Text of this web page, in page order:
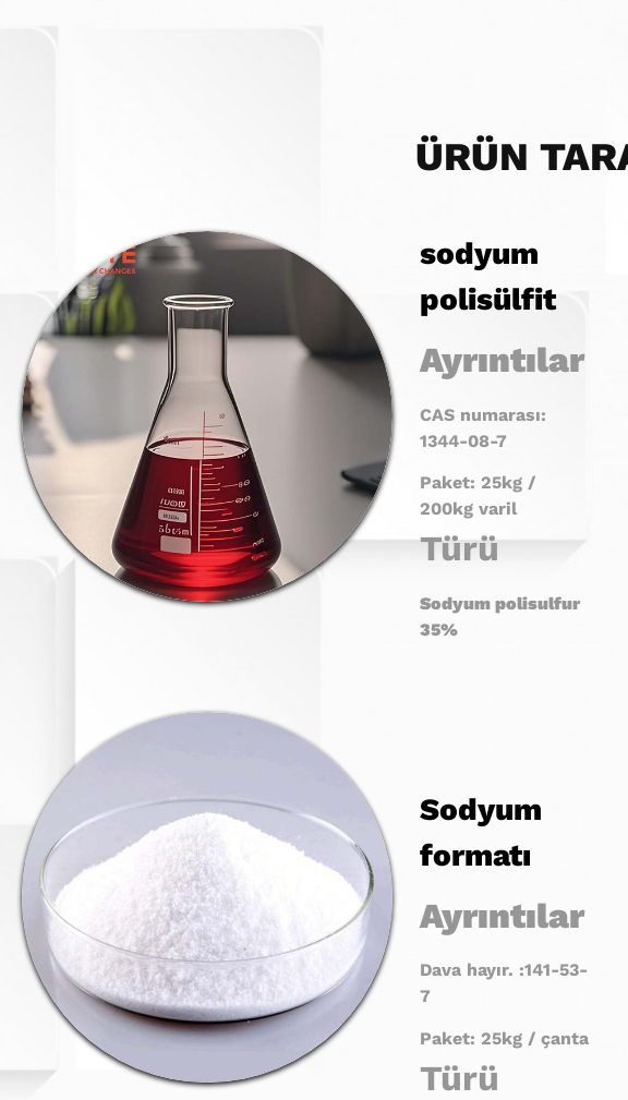
ÜRÜN
sodyum
polisülfit
Ayrıntılar
CAS numarası:
1344-08-7
Paket: 25kg /
200kg varil
Türü
Sodyum polisulfur
35%
Sodyum
formatı
Ayrıntılar
Dava hayır. :141-53-
7
Paket: 25kg / çanta
Türü